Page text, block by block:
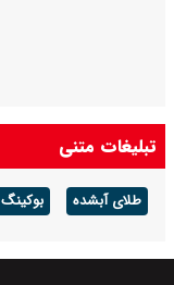
تبلیغات متنی
طلای آبشده بوکینگ